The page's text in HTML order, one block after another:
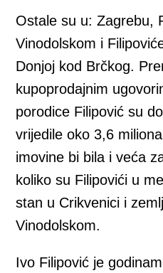
Ostale su u: Zagrebu,
Vinodolskom i
Donjoj kod Brčkog.
kupoprodajnim
porodice Filipović su
vrijedile oko 3,6
imovine bi bila i veća
koliko su Filipovići u
stan u Crikvenici i
Vinodolskom.
Ivo Filipović je